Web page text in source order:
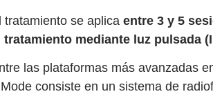
tratamiento se aplica entre 3 y 5
tratamiento mediante luz pulsada
las plataformas más avanzadas
consiste en un sistema de